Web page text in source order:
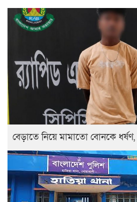
বেড়াতে নিয়ে মামাতো বোনকে